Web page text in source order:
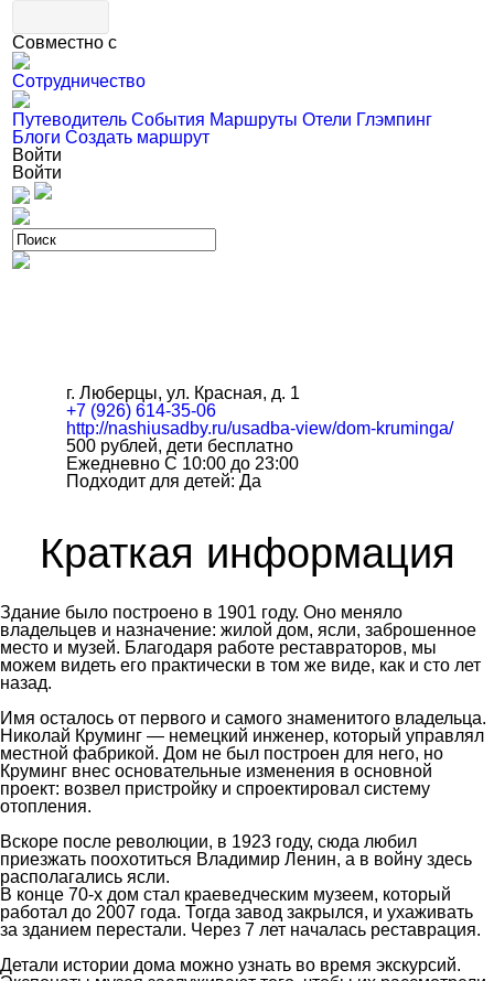
Совместно с
Сотрудничество
Путеводитель События Маршруты Отели Глэмпинг
Блоги Создать маршрут
Войти
Войти
г. Люберцы, ул. Красная, д. 1
+7 (926) 614-35-06
http://nashiusadby.ru/usadba-view/dom-kruminga/
500 рублей, дети бесплатно
Ежедневно С 10:00 до 23:00
Подходит для детей: Да
Краткая информация
Здание было построено в 1901 году. Оно меняло
владельцев и назначение: жилой дом, ясли, заброшенное
место и музей. Благодаря работе реставраторов, мы
можем видеть его практически в том же виде, как и сто лет
назад.
Имя осталось от первого и самого знаменитого владельца.
Николай Круминг — немецкий инженер, который управлял
местной фабрикой. Дом не был построен для него, но
Круминг внес основательные изменения в основной
проект: возвел пристройку и спроектировал систему
отопления.
Вскоре после революции, в 1923 году, сюда любил
приезжать поохотиться Владимир Ленин, а в войну здесь
располагались ясли.
В конце 70-х дом стал краеведческим музеем, который
работал до 2007 года. Тогда завод закрылся, и ухаживать
за зданием перестали. Через 7 лет началась реставрация.
Детали истории дома можно узнать во время экскурсий.